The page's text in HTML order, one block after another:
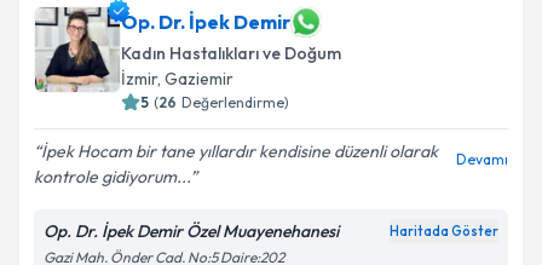
Op. Dr. İpek Demir
Kadın Hastalıkları ve Doğum
İzmir, Gaziemir
5 (26 Değerlendirme)
İpek Hocam bir tane yıllardır kendisine düzenli olarak
kontrole gidiyorum...
Devamı
Op. Dr. İpek Demir Özel Muayenehanesi Haritada Göster
Gazi Mah. Önder Cad. No:5 Daire:202